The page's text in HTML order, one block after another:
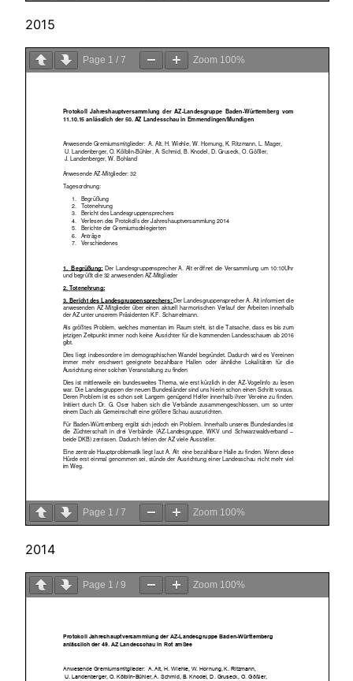
2015
Page 1 / 7 Zoom 100%
Page 1 / 7 Zoom 100%
2014
Page 1 / 9 Zoom 100%